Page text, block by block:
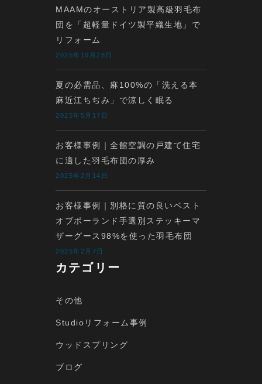
MAAMのオーストリア製高級羽毛布
団を「超軽量ドイツ製平織生地」で
リフォーム
2025年10月28日
夏の必需品、麻100%の「洗える本
麻近江ちぢみ」で涼しく眠る
2025年5月17日
お客様事例｜全館空調の戸建て住宅
に適した羽毛布団の厚み
2025年2月14日
お客様事例｜別格に質の良いベスト
オブポーランド手選別ステッキーマ
ザーグース98%を使った羽毛布団
2025年2月7日
カテゴリー
その他
Studioリフォーム事例
ウッドスプリング
ブログ